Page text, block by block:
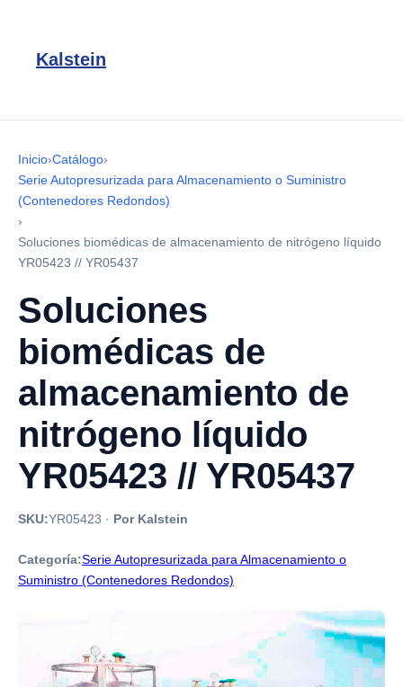
Kalstein
Inicio›Catálogo›
Serie Autopresurizada para Almacenamiento o Suministro
(Contenedores Redondos)
›
Soluciones biomédicas de almacenamiento de nitrógeno líquido
YR05423 // YR05437
Soluciones
biomédicas de
almacenamiento de
nitrógeno líquido
YR05423 // YR05437
SKU:YR05423 · Por Kalstein
Categoría:Serie Autopresurizada para Almacenamiento o
Suministro (Contenedores Redondos)